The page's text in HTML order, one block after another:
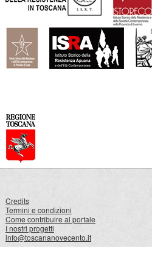
Credits
Termini e condizioni
Come contribuire al portale
I nostri progetti
info@toscananovecento.it